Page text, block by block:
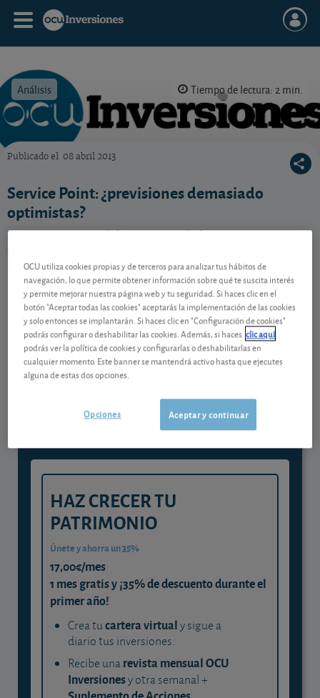
Análisis Tiempo de lectura: 2 min.
Publicado el 08 abril 2013
Service Point: ¿previsiones demasiado
optimistas?
Las perspectivas del grupo español Service Point para
le darán la razón?
Contenido reservado a SOCIOS
Gestiona tu dinero con visión
experta
y consigue que cada euro trabaje
para ti
HAZ CRECER TU
PATRIMONIO
Únete y ahorra un 35%
17,00€/mes
1 mes gratis y ¡35% de descuento durante el
primer año!
Crea tucartera virtualy sigue a
diario tus inversiones.
Recibe unarevista mensual OCU
Inversionesy otra semanal +
OCU utiliza cookies propias y de terceros para analizar tus hábitos de
navegación, lo que permite obtener información sobre qué te suscita interés
y permite mejorar nuestra página web y tu seguridad. Si haces clic en el
botón "Aceptar todas las cookies" aceptarás la implementación de las cookies
y solo entonces se implantarán. Si haces clic en "Configuración de cookies"
podrás configurar o deshabilitar las cookies. Además, si haces clic aquí
podrás ver la política de cookies y configurarlas o deshabilitarlas en
cualquier momento. Este banner se mantendrá activo hasta que ejecutes
alguna de estas dos opciones.
Aceptar y continuar
Opciones